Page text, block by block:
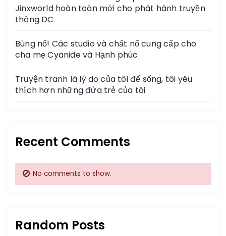
Jinxworld hoàn toàn mới cho phát hành truyền
thông DC
Bùng nổ! Các studio và chất nổ cung cấp cho
cha mẹ Cyanide và Hạnh phúc
Truyện tranh là lý do của tôi để sống, tôi yêu
thích hơn những đứa trẻ của tôi
Recent Comments
No comments to show.
Random Posts